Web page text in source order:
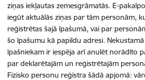
ziņas iekļautas zemesgrāmatās. E-
iegūt aktuālās ziņas par tām personām,
reģistrētas šajā īpašumā, vai par
šo īpašumu kā papildu adresi.
īpašniekam ir iespēja arī anulēt norādīto
par deklarētajām un reģistrētajām
Fizisko personu reģistra šādā apjomā: